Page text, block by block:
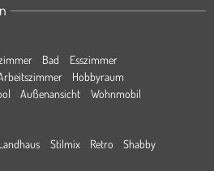
Bad
Esszimmer
Hobbyraum
Außenansicht Wohnmobil
Landhaus Stilmix Retro
Shabby